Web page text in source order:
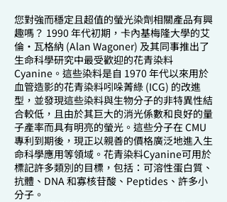
您對強而穩定且超值的螢光染劑相關產品有興
趣嗎？ 1990 年代初期，卡內基梅隆大學的艾
倫·瓦格納 (Alan Wagoner) 及其同事推出了
生命科學研究中最受歡迎的花青染料
Cyanine。這些染料是自 1970 年代以來用於
血管造影的花青染料吲哚菁綠 (ICG) 的改進
型，並發現這些染料與生物分子的非特異性結
合較低，且由於其巨大的消光係數和良好的量
子產率而具有明亮的螢光。這些分子在 CMU
專利到期後，現正以親善的價格廣泛地進入生
命科學應用等領域。花青染料Cyanine可用於
標記許多類別的目標，包括：可溶性蛋白質、
抗體、DNA 和寡核苷酸、Peptides、許多小
分子。